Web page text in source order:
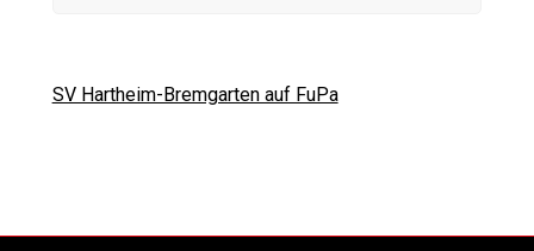
SV Hartheim-Bremgarten auf FuPa